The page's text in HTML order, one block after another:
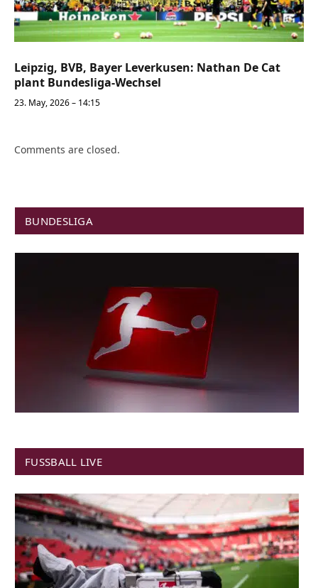
Leipzig, BVB, Bayer Leverkusen: Nathan De Cat
plant Bundesliga-Wechsel
23. May, 2026 – 14:15
Comments are closed.
BUNDESLIGA
FUSSBALL LIVE